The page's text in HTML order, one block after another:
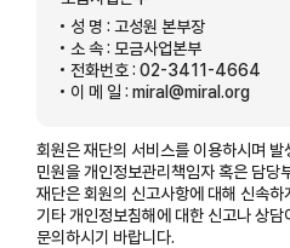
성 명 : 고성원 본부장
소 속 : 모금사업본부
전화번호 : 02-3411-4664
이 메 일 : miral@miral.org
회원은 재단의 서비스를 이용하시며
민원을 개인정보관리책임자 혹은 담당
재단은 회원의 신고사항에 대해 신속
기타 개인정보침해에 대한 신고나 상
문의하시기 바랍니다.